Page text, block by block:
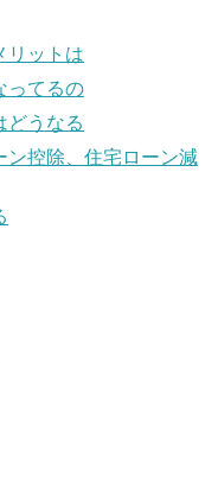
リットは
ってるの
どうなる
ン控除、住宅ローン減